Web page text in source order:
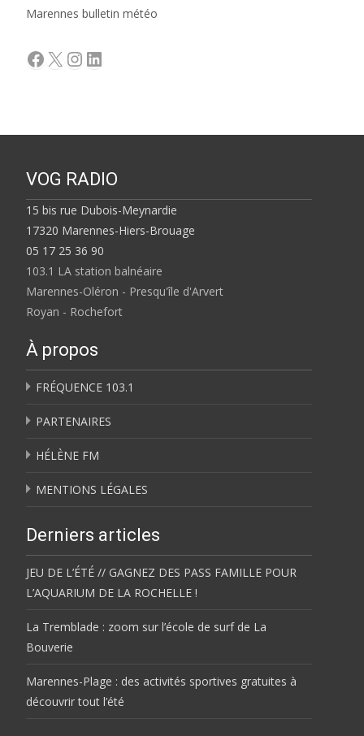
Marennes bulletin météo
Facebook
X Instagram
LinkedIn
VOG RADIO
15 bis rue Dubois-Meynardie
17320 Marennes-Hiers-Brouage
05 17 25 36 90
103.1 LA station balnéaire
Marennes-Oléron - Presqu'île d'Arvert
Royan - Rochefort
À propos
FRÉQUENCE 103.1
PARTENAIRES
HÉLÈNE FM
MENTIONS LÉGALES
Derniers articles
JEU DE L’ÉTÉ // GAGNEZ DES PASS FAMILLE POUR
L’AQUARIUM DE LA ROCHELLE !
La Tremblade : zoom sur l’école de surf de La
Bouverie
Marennes-Plage : des activités sportives gratuites à
découvrir tout l’été